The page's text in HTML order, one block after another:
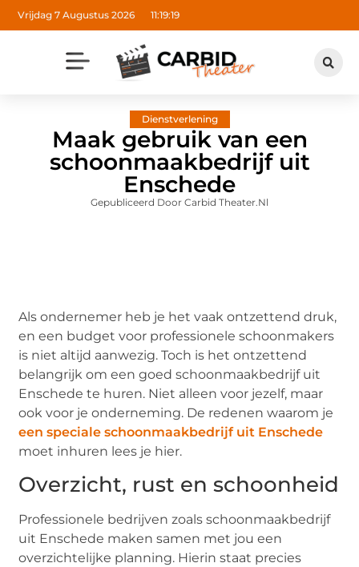
Vrijdag 7 Augustus 2026 11:19:20
Dienstverlening
Maak gebruik van een
schoonmaakbedrijf uit
Enschede
Gepubliceerd Door Carbid Theater.nl
Als ondernemer heb je het vaak ontzettend druk,
en een budget voor professionele schoonmakers
is niet altijd aanwezig. Toch is het ontzettend
belangrijk om een goed schoonmaakbedrijf uit
Enschede te huren. Niet alleen voor jezelf, maar
ook voor je onderneming. De redenen waarom je
een speciale schoonmaakbedrijf uit Enschede
moet inhuren lees je hier.
Overzicht, rust en schoonheid
Professionele bedrijven zoals schoonmaakbedrijf
uit Enschede maken samen met jou een
overzichtelijke planning. Hierin staat precies